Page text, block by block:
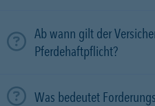
Ab wann gilt der
Pferdehaftpflicht?
Was bedeutet